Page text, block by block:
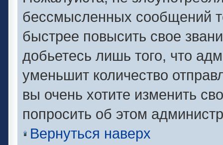
бессмысленных сообщений
быстрее повысить свое
добьетесь лишь того, что
уменьшит количество
вы очень хотите изменить
попросить об этом
Вернуться наверх